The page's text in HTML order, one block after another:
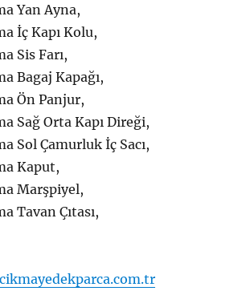
Yan Ayna,
İç Kapı Kolu,
Sis Farı,
Bagaj Kapağı,
Ön Panjur,
Sağ Orta Kapı Direği,
Sol Çamurluk İç Sacı,
Kaput,
Marşpiyel,
Tavan Çıtası,